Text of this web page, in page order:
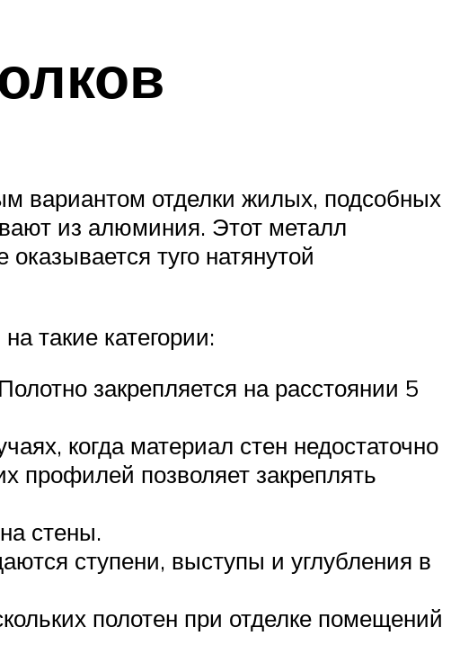
вариантом отделки жилых, подсобных
из алюминия. Этот металл
туго натянутой
такие категории:
закрепляется на расстоянии 5
когда материал стен недостаточно
профилей позволяет закреплять
стены.
ступени, выступы и углубления в
полотен при отделке помещений